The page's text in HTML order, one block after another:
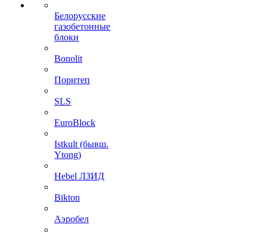
Белорусские
газобетонные
блоки
Bonolit
Поритеп
SLS
EuroBlock
Istkult (бывш.
Ytong)
Hebel ЛЗИД
Bikton
Аэробел